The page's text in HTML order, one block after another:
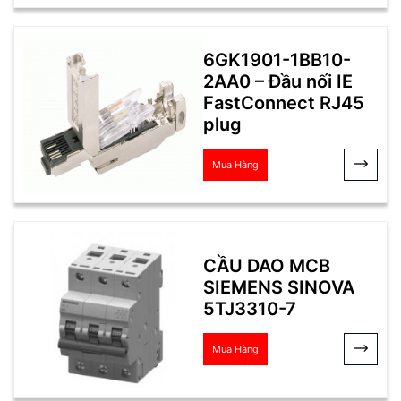
6GK1901-1BB10-
2AA0 – Đầu nối IE
FastConnect RJ45
plug
Mua Hàng
CẦU DAO MCB
SIEMENS SINOVA
5TJ3310-7
Mua Hàng